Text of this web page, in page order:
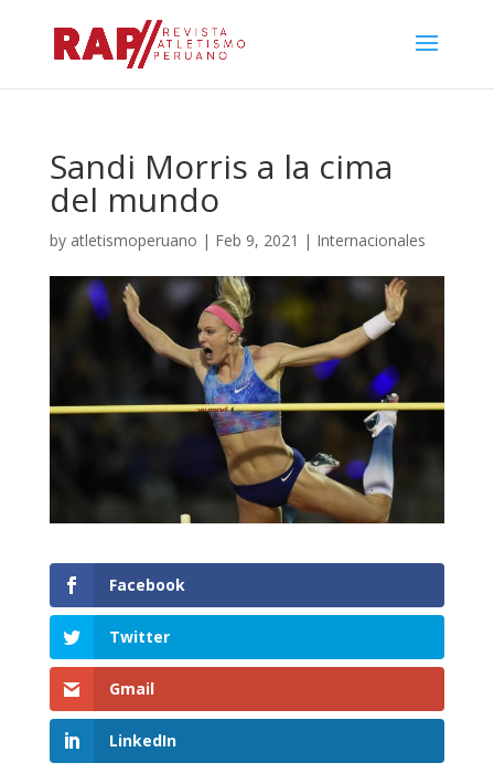
Sandi Morris a la cima
del mundo
by atletismoperuano | Feb 9, 2021 | Internacionales
Facebook
Twitter
Gmail
LinkedIn